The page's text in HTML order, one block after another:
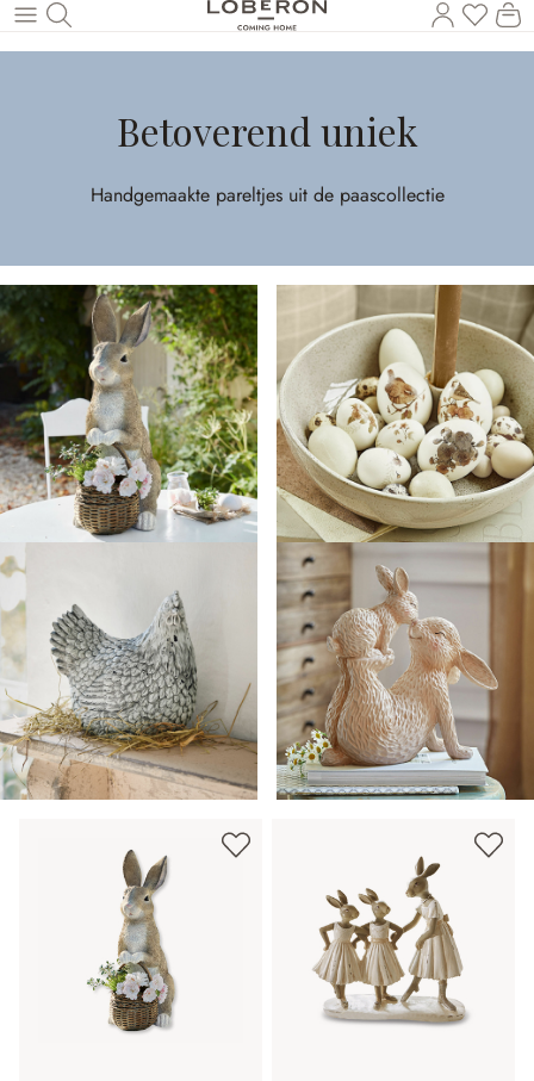
Naar de hoofdinhoud
U
Betoverend uniek
Handgemaakte pareltjes uit de paascollectie